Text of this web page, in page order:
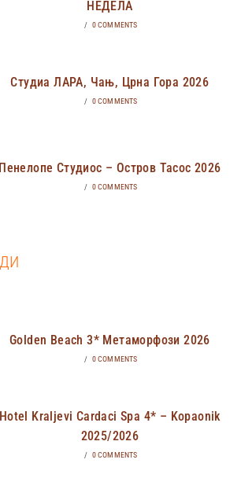
НЕДЕЛА
/ 0 COMMENTS
Студиа ЛАРА, Чањ, Црна Гора 2026
/ 0 COMMENTS
Пенелопе Студиос – Остров Тасос 2026
/ 0 COMMENTS
Golden Beach 3* Метаморфози 2026
/ 0 COMMENTS
Hotel Kraljevi Cardaci Spa 4* – Kopaonik
2025/2026
/ 0 COMMENTS